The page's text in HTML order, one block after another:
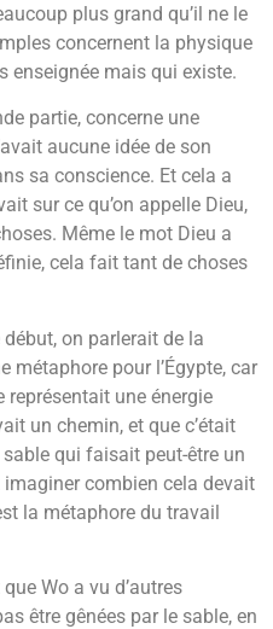
plus grand qu’il ne le
concernent la physique
enseignée mais qui existe.
partie, concerne une
aucune idée de son
sa conscience. Et cela a
sur ce qu’on appelle Dieu,
Même le mot Dieu a
cela fait tant de choses
on parlerait de la
métaphore pour l’Égypte, car
une énergie
un chemin, et que c’était
qui faisait peut-être un
combien cela devait
la métaphore du travail
Wo a vu d’autres
être gênées par le sable, en